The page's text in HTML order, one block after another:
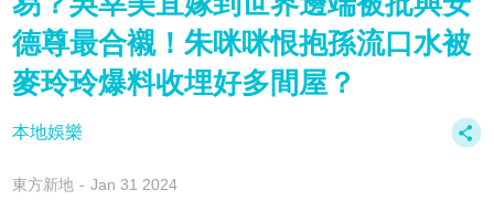
德尊最合襯！朱咪咪恨抱孫流口水被
麥玲玲爆料收埋好多間屋？
本地娛樂
東方新地 Jan 31 2024